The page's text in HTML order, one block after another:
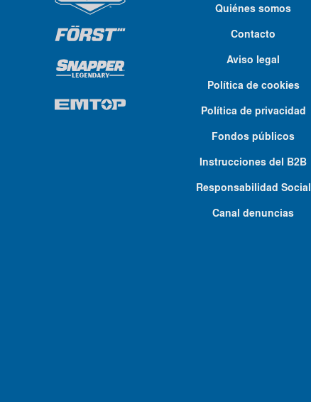
Quiénes somos
Contacto
Aviso legal
Política de cookies
Política de privacidad
Fondos públicos
Instrucciones del B2B
Responsabilidad Social
Canal denuncias